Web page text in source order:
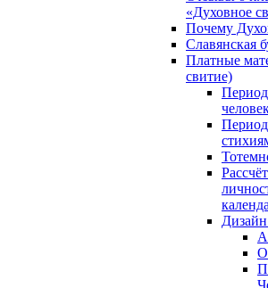
«Духовное
Почему
Славянская
Платные
свитие)